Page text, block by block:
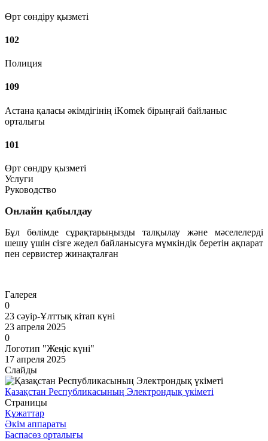
Өрт сөндіру қызметі
102
Полиция
109
Астана қаласы әкімдігінің iKomek бірыңғай байланыс
орталығы
101
Өрт сөндру қызметі
Услуги
Руководство
Онлайн қабылдау
Бұл бөлімде сұрақтарыңызды талқылау және мәселелерді
шешу үшін сізге жедел байланысуға мүмкіндік беретін ақпарат
пен сервистер жинақталған
Галерея
0
23 сәуір-Ұлттық кітап күні
23 апреля 2025
0
Логотип "Жеңіс күні"
17 апреля 2025
Слайды
Қазақстан Республикасының Электрондық үкіметі
Страницы
Құжаттар
Әкім аппараты
Баспасөз орталығы